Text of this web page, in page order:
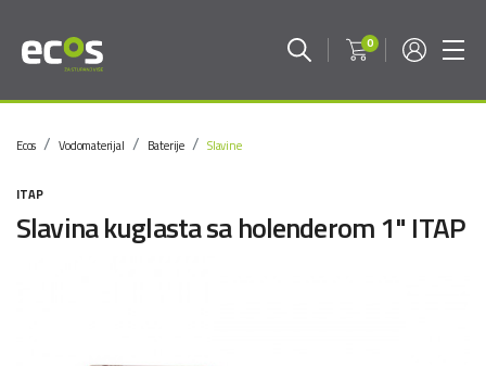
0
Ecos Vodomaterijal Baterije Slavine
ITAP
Slavina kuglasta sa holenderom 1" ITAP